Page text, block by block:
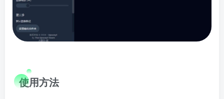
使用方法